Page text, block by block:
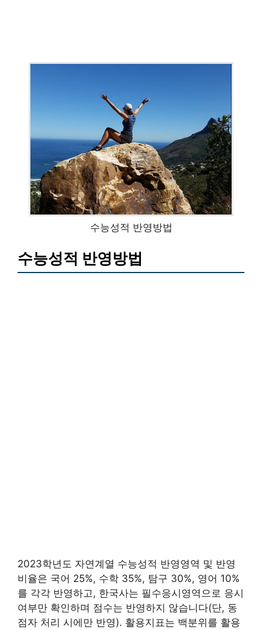
수능성적 반영방법
수능성적 반영방법
2023학년도 자연계열 수능성적 반영영역 및 반영
비율은 국어 25%, 수학 35%, 탐구 30%, 영어 10%
를 각각 반영하고, 한국사는 필수응시영역으로 응시
여부만 확인하며 점수는 반영하지 않습니다(단, 동
점자 처리 시에만 반영). 활용지표는 백분위를 활용